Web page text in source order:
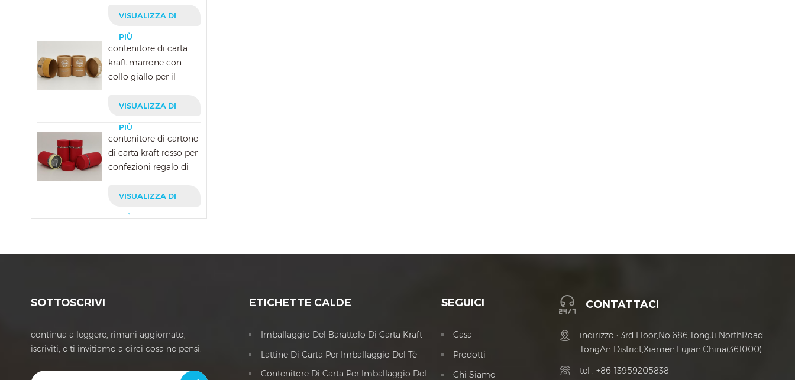
VISUALIZZA DI
PIÙ
contenitore di carta
kraft marrone con
collo giallo per il
vitamine
VISUALIZZA DI
PIÙ
contenitore di cartone
di carta kraft rosso per
confezioni regalo di
VISUALIZZA DI
PIÙ
SOTTOSCRIVI
continua a leggere, rimani aggiornato,
iscriviti, e ti invitiamo a dirci cosa ne pensi.
CONTATTACI
indirizzo : 3rd Floor,No.686,TongJi NorthRoad
TongAn District,Xiamen,Fujian,China(361000)
tel : +86-13959205838
ETICHETTE CALDE
Imballaggio Del Barattolo Di Carta Kraft
Lattine Di Carta Per Imballaggio Del Tè
Contenitore Di Carta Per Imballaggio Del
SEGUICI
Casa
Prodotti
Chi Siamo